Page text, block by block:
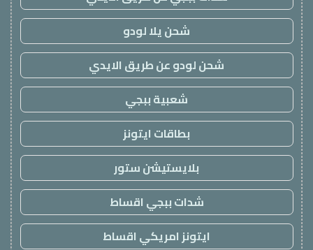
شحن يلا لودو
شحن لودو عن طريق الايدي
شعبية ببجي
بطاقات ايتونز
بلايستيشن ستور
شدات ببجي اقساط
ايتونز امريكي اقساط